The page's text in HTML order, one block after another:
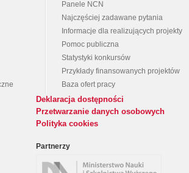
Panele NCN
Najczęściej zadawane pytania
Informacje dla realizujących projekty
Pomoc publiczna
Statystyki konkursów
Przykłady finansowanych projektów
Baza ofert pracy
Deklaracja dostępności
Przetwarzanie danych osobowych
Polityka cookies
Partnerzy